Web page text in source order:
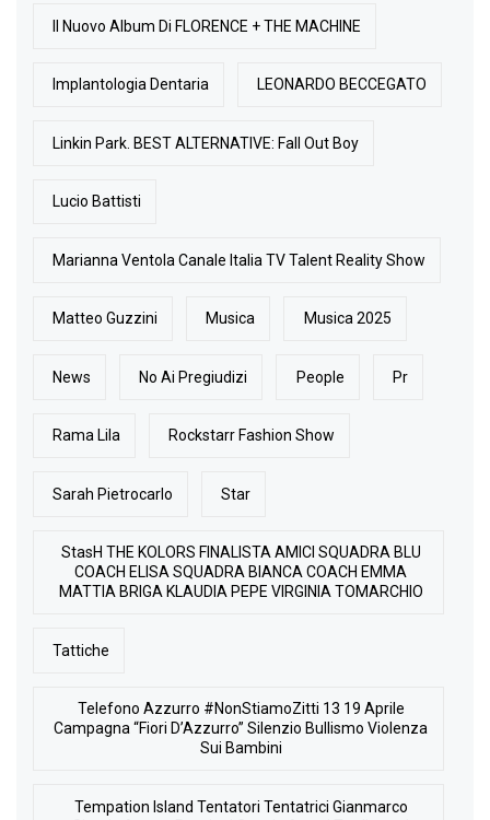
Il Nuovo Album Di FLORENCE + THE MACHINE
Implantologia Dentaria LEONARDO BECCEGATO
Linkin Park. BEST ALTERNATIVE: Fall Out Boy
Lucio Battisti
Marianna Ventola Canale Italia TV Talent Reality Show
Matteo Guzzini Musica Musica 2025
News No Ai Pregiudizi People Pr
Rama Lila Rockstarr Fashion Show
Sarah Pietrocarlo Star
StasH THE KOLORS FINALISTA AMICI SQUADRA BLU
COACH ELISA SQUADRA BIANCA COACH EMMA
MATTIA BRIGA KLAUDIA PEPE VIRGINIA TOMARCHIO
Tattiche
Telefono Azzurro #NonStiamoZitti 13 19 Aprile
Campagna “Fiori D’Azzurro” Silenzio Bullismo Violenza
Sui Bambini
Tempation Island Tentatori Tentatrici Gianmarco